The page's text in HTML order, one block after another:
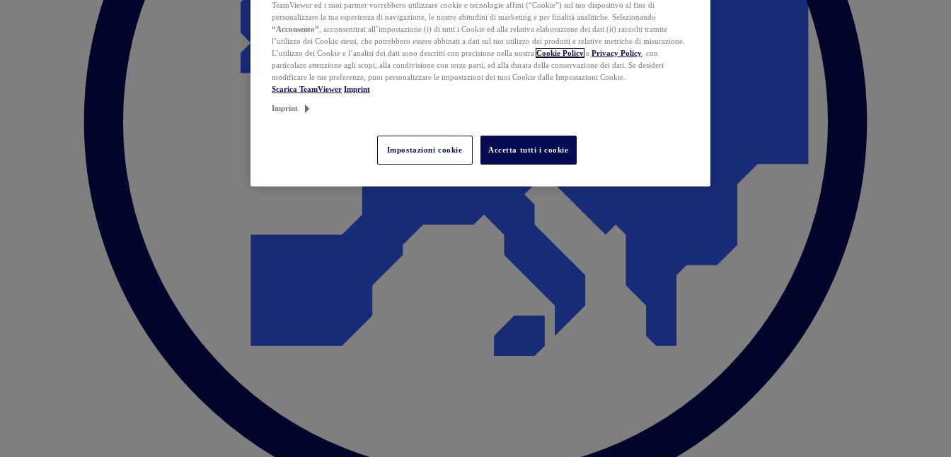
TeamViewer ed i suoi partner vorrebbero utilizzare cookie e tecnologie affini (“Cookie”) sul tuo dispositivo al fine di
personalizzare la tua esperienza di navigazione, le nostre abitudini di marketing e per finalità analitiche. Selezionando
“Acconsento” , acconsentirai all’impostazione (i) di tutti i Cookie ed alla relativa elaborazione dei dati (ii) raccolti tramite
l’utilizzo dei Cookie stessi, che potrebbero essere abbinati a dati sul tuo utilizzo dei prodotti e relative metriche di misurazione.
L’utilizzo dei Cookie e l’analisi dei dati sono descritti con precisione nella nostra Cookie Policy e Privacy Policy , con
particolare attenzione agli scopi, alla condivisione con terze parti, ed alla durata della conservazione dei dati. Se desideri
modificare le tue preferenze, puoi personalizzare le impostazioni dei tuoi Cookie dalle Impostazioni Cookie.
Scarica TeamViewer Imprint
Imprint
Impostazioni cookie Accetta tutti i cookie